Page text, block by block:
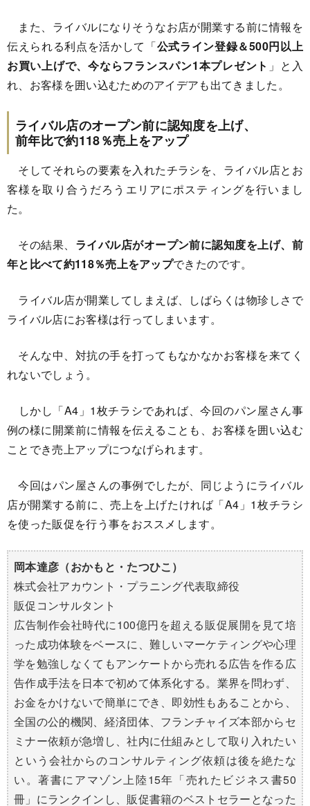
また、ライバルになりそうなお店が開業する前に情報を
伝えられる利点を活かして「公式ライン登録＆500円以上
お買い上げで、今ならフランスパン1本プレゼント 」と入
れ、お客様を囲い込むためのアイデアも出てきました。
ライバル店のオープン前に認知度を上げ、
前年比で約118％売上をアップ
そしてそれらの要素を入れたチラシを、ライバル店とお
客様を取り合うだろうエリアにポスティングを行いまし
た。
その結果、 ライバル店がオープン前に認知度を上げ、前
年と比べて約118％売上をアップできたのです。
ライバル店が開業してしまえば、しばらくは物珍しさで
ライバル店にお客様は行ってしまいます。
そんな中、対抗の手を打ってもなかなかお客様を来てく
れないでしょう。
しかし「A4」1枚チラシであれば、今回のパン屋さん事
例の様に開業前に情報を伝えることも、お客様を囲い込む
ことでき売上アップにつなげられます。
今回はパン屋さんの事例でしたが、同じようにライバル
店が開業する前に、売上を上げたければ「A4」1枚チラシ
を使った販促を行う事をおススメします。
岡本達彦（おかもと・たつひこ）
株式会社アカウント・プラニング代表取締役
販促コンサルタント
広告制作会社時代に100億円を超える販促展開を見て培
った成功体験をベースに、難しいマーケティングや心理
学を勉強しなくてもアンケートから売れる広告を作る広
告作成手法を日本で初めて体系化する。業界を問わず、
お金をかけないで簡単にでき、即効性もあることから、
全国の公的機関、経済団体、フランチャイズ本部からセ
ミナー依頼が急増し、社内に仕組みとして取り入れたい
という会社からのコンサルティング依頼は後を絶たな
い。著書にアマゾン上陸15年「売れたビジネス書50
冊」にランクインし、販促書籍のベストセラーとなった